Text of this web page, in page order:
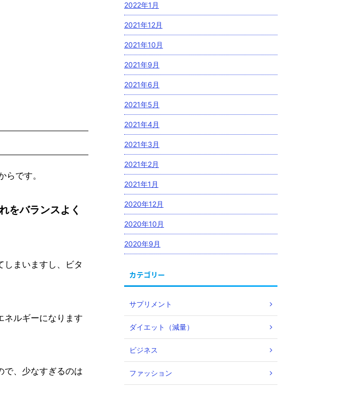
らです。
をバランスよく
しまいますし、ビタ
ネルギーになります
で、少なすぎるのは
2022年1月
2021年12月
2021年10月
2021年9月
2021年6月
2021年5月
2021年4月
2021年3月
2021年2月
2021年1月
2020年12月
2020年10月
2020年9月
カテゴリー
サプリメント
ダイエット（減量）
ビジネス
ファッション